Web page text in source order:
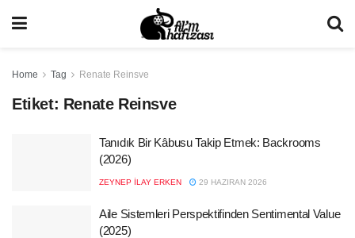
Home Tag Renate Reinsve
Etiket: Renate Reinsve
Tanıdık Bir Kâbusu Takip Etmek: Backrooms
(2026)
ZEYNEP İLAY ERKEN 29 HAZIRAN 2026
Aile Sistemleri Perspektifinden Sentimental Value
(2025)